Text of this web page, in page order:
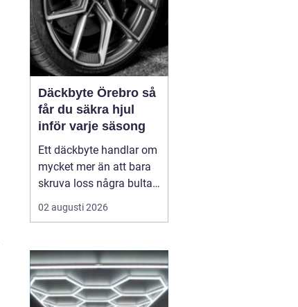
Däckbyte Örebro så
får du säkra hjul
inför varje säsong
Ett däckbyte handlar om
mycket mer än att bara
skruva loss några bultar.
För bilägare i Örebro kan
skillnaden mellan bra
tydligt när första
snöfallet kommer, eller
när sommarregnet gör
vägarna hala. Med rätt
02 augusti 2026